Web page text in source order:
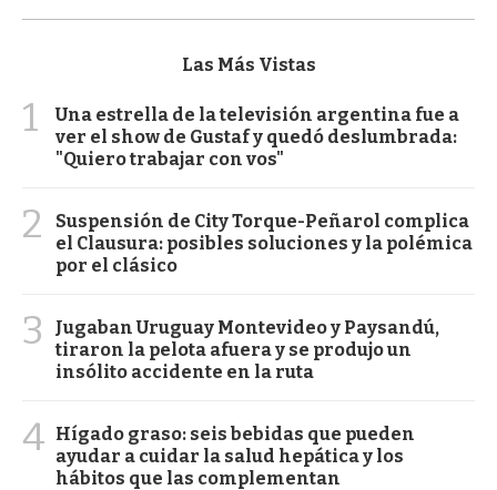
Las Más Vistas
1
Una estrella de la televisión argentina fue a
ver el show de Gustaf y quedó deslumbrada:
"Quiero trabajar con vos"
2
Suspensión de City Torque-Peñarol complica
el Clausura: posibles soluciones y la polémica
por el clásico
3
Jugaban Uruguay Montevideo y Paysandú,
tiraron la pelota afuera y se produjo un
insólito accidente en la ruta
4 Hígado graso: seis bebidas que pueden
ayudar a cuidar la salud hepática y los
hábitos que las complementan